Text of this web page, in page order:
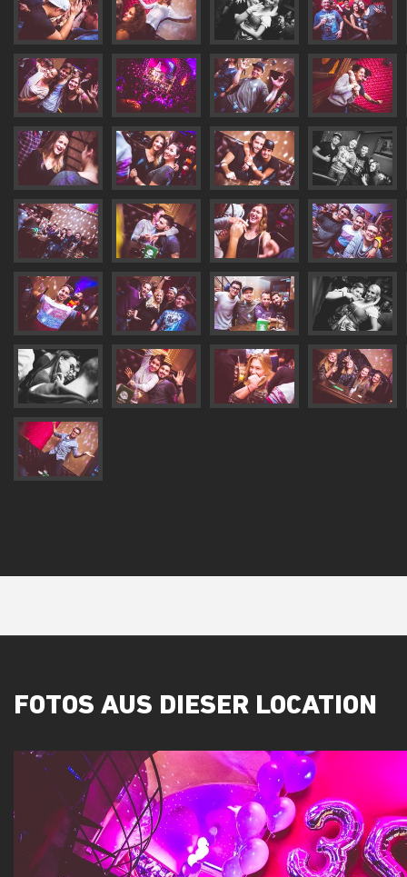
FOTOS AUS DIESER LOCATION